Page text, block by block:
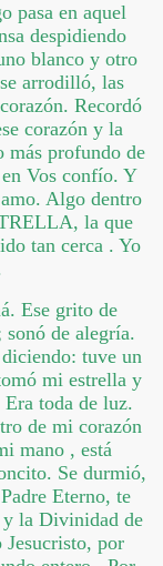
pasa en aquel
despidiendo
blanco y otro
arrodilló, las
Recordó
corazón y la
más profundo de
Vos confío. Y
Algo dentro
la que
tan cerca . Yo
Ese grito de
de alegría.
tuve un
mi estrella y
toda de luz.
de mi corazón
mano , está
Se durmió,
Eterno, te
la Divinidad de
por